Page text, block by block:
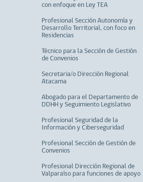
con enfoque en Ley TEA
Profesional Sección Autonomía y
Desarrollo Territorial, con foco en
Residencias
Técnico para la Sección de Gestión
de Convenios
Secretaria/o Dirección Regional
Atacama
Abogado para el Departamento de
DDHH y Seguimiento Legislativo
Profesional Seguridad de la
Información y Ciberseguridad
Profesional Sección de Gestión de
Convenios
Profesional Dirección Regional de
Valparaíso para funciones de apoyo